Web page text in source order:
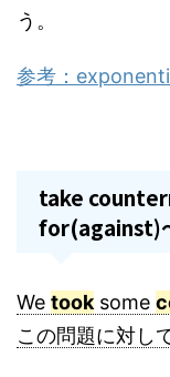
う。
参考：
take
for(against)
We took some
この問題に対し